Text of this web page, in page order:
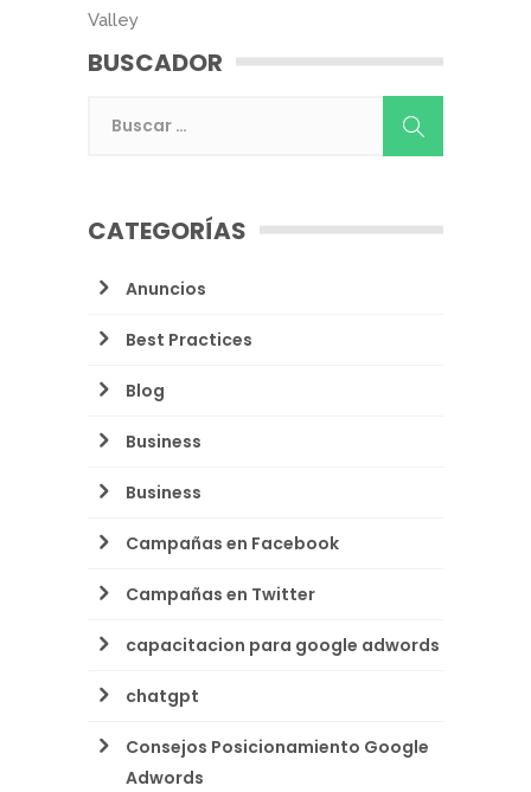
BUSCADOR
CATEGORÍAS
Anuncios
Best Practices
Blog
Business
Business
Campañas en Facebook
Campañas en Twitter
capacitacion para google adwords
chatgpt
Consejos Posicionamiento Google
Adwords